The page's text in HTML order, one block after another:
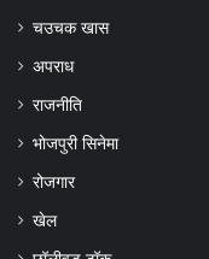
चउचक खास
अपराध
राजनीति
भोजपुरी सिनेमा
रोजगार
खेल